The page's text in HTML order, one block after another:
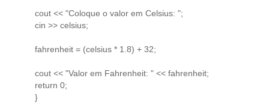
cout << "Coloque o valor em Celsius: ";
cin >> celsius;
fahrenheit = (celsius * 1.8) + 32;
cout << "Valor em Fahrenheit: " << fahrenheit;
return 0;
}